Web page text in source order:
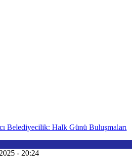
Belediyecilik: Halk Günü Buluşmaları
- 20:24